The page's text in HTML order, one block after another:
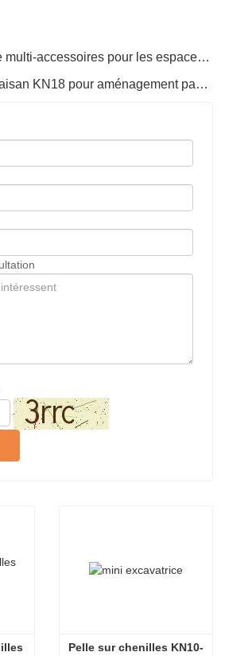
précédent : Mini-pelle multi-accessoires pour les espaces restreints
suivant : Mini-pelle Kaisan KN18 pour aménagement paysager
Pelle sur chenilles KN10-